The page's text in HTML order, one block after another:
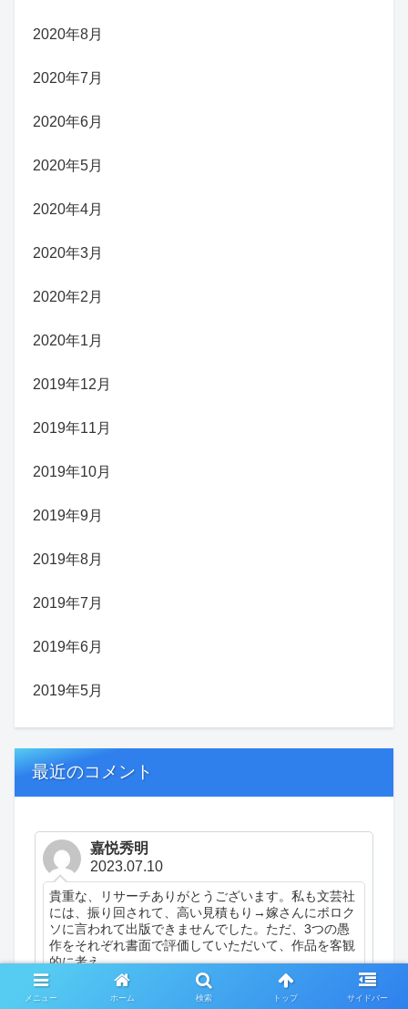
2020年8月
2020年7月
2020年6月
2020年5月
2020年4月
2020年3月
2020年2月
2020年1月
2019年12月
2019年11月
2019年10月
2019年9月
2019年8月
2019年7月
2019年6月
2019年5月
最近のコメント
嘉悦秀明
2023.07.10
貴重な、リサーチありがとうございます。私も文芸社
には、振り回されて、高い見積もり→嫁さんにボロク
ソに言われて出版できませんでした。ただ、3つの愚
作をそれぞれ書面で評価していただいて、作品を客観
的に考え...
幻冬舎 VS 文芸社 VS 風詠社。（自費出版の
話）（日記）
メニュー ホーム 検索 トップ サイドバー